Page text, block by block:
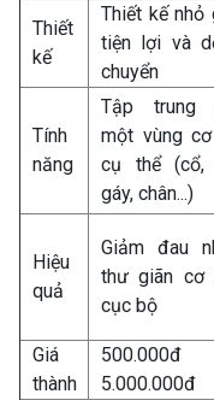
Thiết
kế
Thiết kế nhỏ
tiện lợi và
chuyển
Tính
năng
Tập trung
một vùng
cụ thể (cổ,
gáy, chân...)
Hiệu
quả
Giảm đau
thư giãn cơ
cục bộ
Giá
thành
5.000.000đ